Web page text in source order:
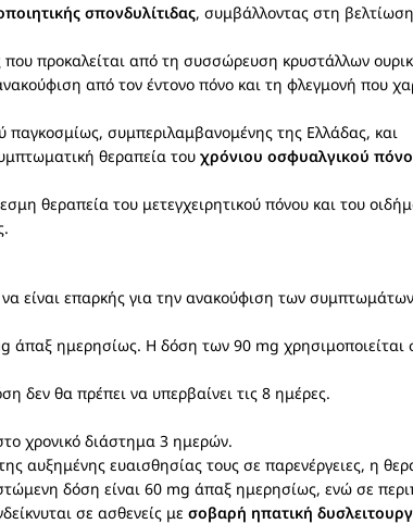
σπονδυλίτιδας, συμβάλλοντας στη
προκαλείται από τη συσσώρευση κρυστάλλων
από τον έντονο πόνο και τη φλεγμονή που
συμπεριλαμβανομένης της Ελλάδας, και
θεραπεία του χρόνιου οσφυαλγικού
θεραπεία του μετεγχειρητικού πόνου και του
είναι επαρκής για την ανακούφιση των
άπαξ ημερησίως. Η δόση των 90 mg χρησιμοποιείται
δεν θα πρέπει να υπερβαίνει τις 8 ημέρες.
χρονικό διάστημα 3 ημερών.
αυξημένης ευαισθησίας τους σε παρενέργειες, η
δόση είναι 60 mg άπαξ ημερησίως, ενώ σε
σε ασθενείς με σοβαρή ηπατική